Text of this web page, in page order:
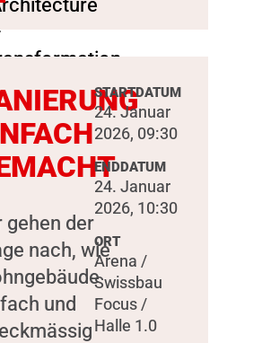
gehen der
nach, wie
und
STARTDATUM
24. Januar
2026, 09:30
ENDDATUM
24. Januar
2026, 10:30
ORT
Arena /
Swissbau
Focus /
Halle 1.0